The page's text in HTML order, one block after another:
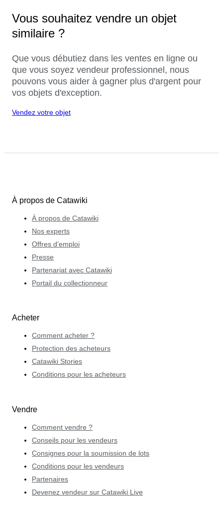
Vous souhaitez vendre un objet
similaire ?
Que vous débutiez dans les ventes en ligne ou
que vous soyez vendeur professionnel, nous
pouvons vous aider à gagner plus d'argent pour
vos objets d'exception.
Vendez votre objet
À propos de Catawiki
À propos de Catawiki
Nos experts
Offres d'emploi
Presse
Partenariat avec Catawiki
Portail du collectionneur
Acheter
Comment acheter ?
Protection des acheteurs
Catawiki Stories
Conditions pour les acheteurs
Vendre
Comment vendre ?
Conseils pour les vendeurs
Consignes pour la soumission de lots
Conditions pour les vendeurs
Partenaires
Devenez vendeur sur Catawiki Live